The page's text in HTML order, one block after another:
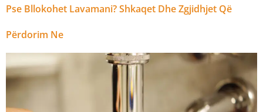
Pse Bllokohet Lavamani? Shkaqet Dhe Zgjidhjet Që
Përdorim Ne